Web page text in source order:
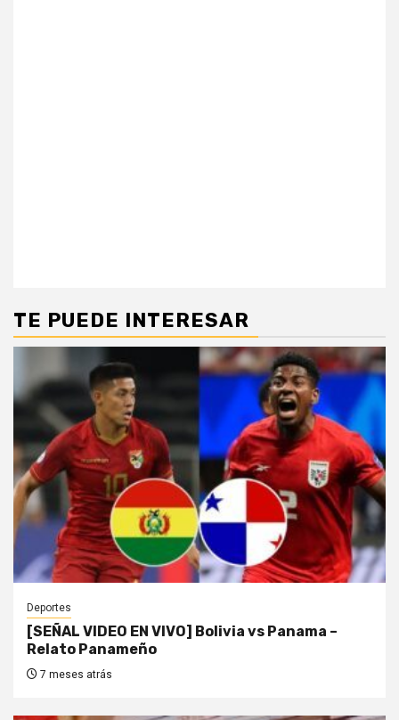
TE PUEDE INTERESAR
Deportes
[SEÑAL VIDEO EN VIVO] Bolivia vs Panama –
Relato Panameño
7 meses atrás